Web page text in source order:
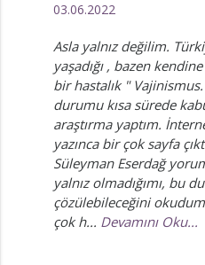
03.06.2022
Asla yalnız değilim.
yaşadığı , bazen
bir hastalık "
durumu kısa sürede
araştırma yaptım.
yazınca bir çok sayfa
Süleyman Eserdağ
yalnız olmadığımı, bu
çözülebileceğini
çok h... Devamını Oku...